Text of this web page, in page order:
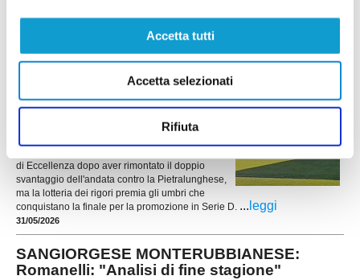
Accetta tutti
Accetta selezionati
Rifiuta
playoff contro la Vis Stella e scrive una delle pagi
08/06/2026
FERMANA, sfuma il sogno serie D: ai rigori
passa la Pietralunghese
FERMO. Una rimonta costruita con cuore, qualità
di Eccellenza dopo aver rimontato il doppio
svantaggio dell'andata contro la Pietralunghese,
ma la lotteria dei rigori premia gli umbri che
conquistano la finale per la promozione in Serie D. ... leggi
31/05/2026
SANGIORGESE MONTERUBBIANESE:
Romanelli: "Analisi di fine stagione"